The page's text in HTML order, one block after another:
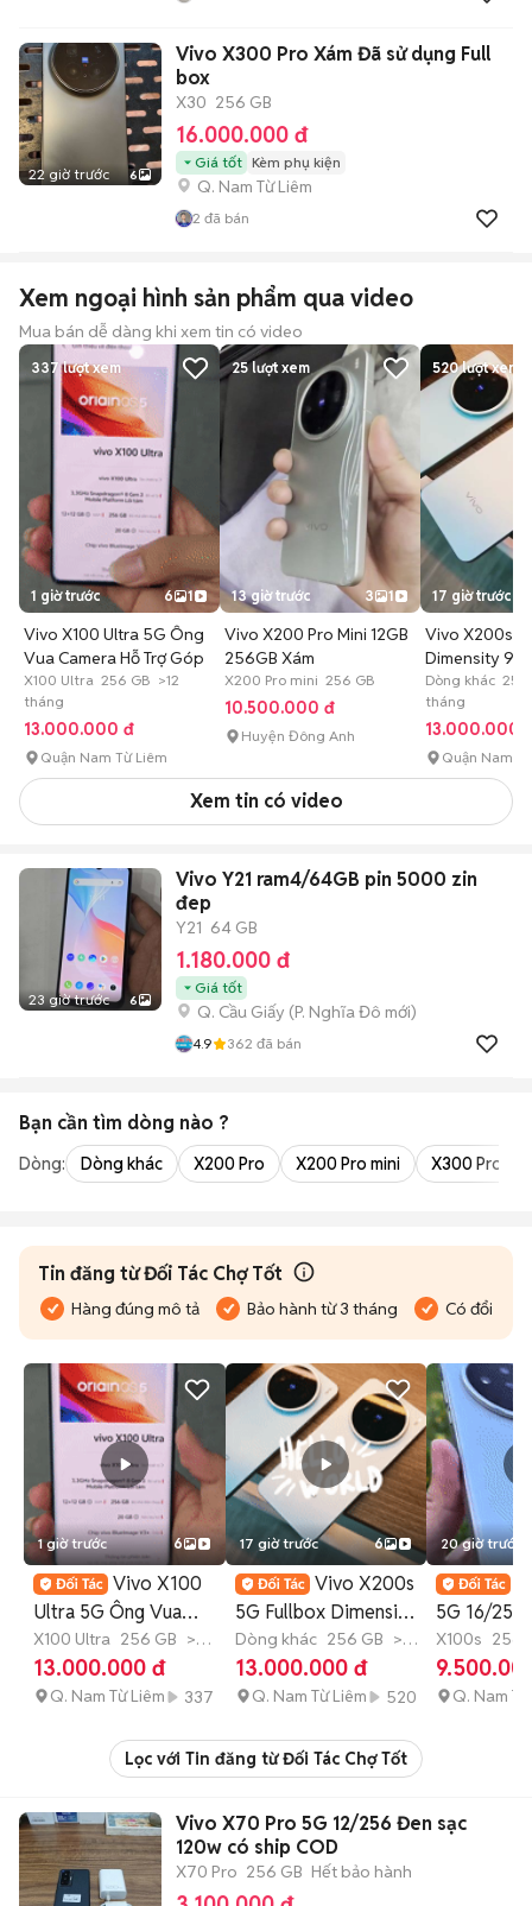
22 giờ trước 6
Vivo X300 Pro Xám Đã sử dụng Full
box
X30 256 GB
16.000.000 đ
Giá tốt Kèm phụ kiện
Q. Nam Từ Liêm
2 đã bán
Xem ngoại hình sản phẩm qua video
Mua bán dễ dàng khi xem tin có video
337lượt xem
1 giờ trước 6 1
Vivo X100 Ultra 5G Ông
Vua Camera Hỗ Trợ Góp
X100 Ultra 256 GB >12
tháng
13.000.000 đ
Quận Nam Từ Liêm
25lượt xem
13 giờ trước 3 1
Vivo X200 Pro Mini 12GB
256GB Xám
X200 Pro mini 256 GB
10.500.000 đ
Huyện Đông Anh
520lượt xem
17 giờ trước
Vivo X200s
Dimensity
Cam Vip
Dòng khác 256
tháng
13.000.000
Quận Nam
Xem tin có video
23 giờ trước 6
Vivo Y21 ram4/64GB pin 5000 zin
đep
Y21 64 GB
1.180.000 đ
Giá tốt
Q. Cầu Giấy (P. Nghĩa Đô mới)
4.9 362 đã bán
Bạn cần tìm dòng nào ?
Dòng: Dòng khác X200 Pro X200 Pro mini X300 Pro
Tin đăng từ Đối Tác Chợ Tốt
Hàng đúng mô tả Bảo hành từ 3 tháng Có đổi trả
1 giờ trước 6
Vivo X100
Ultra 5G Ông Vua
Camera Hỗ Trợ Góp
X100 Ultra 256 GB >12
tháng
13.000.000 đ
Q. Nam Từ Liêm 337
17 giờ trước 6
Vivo X200s
5G Fullbox Dimensity
9400 Plus Cam Vip
Dòng khác 256 GB >12
tháng
13.000.000 đ
Q. Nam Từ Liêm 520
20 giờ trước
5G 16/
Dimensity
X100s 256
tháng
Q. Nam
Lọc với Tin đăng từ Đối Tác Chợ Tốt
Vivo X70 Pro 5G 12/256 Đen sạc
120w có ship COD
X70 Pro 256 GB Hết bảo hành